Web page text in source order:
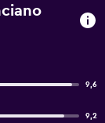
9,6
9,2